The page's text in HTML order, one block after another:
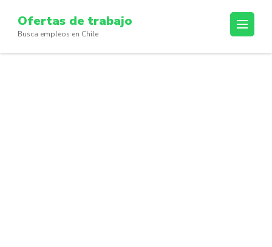
content
(Press
Ofertas de trabajo
Busca empleos en Chile